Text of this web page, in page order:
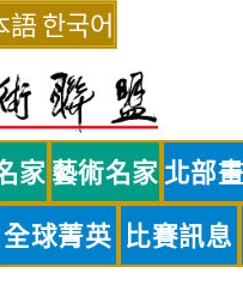
語한국어
家 藝術名家 北部
全球菁英 比賽訊息